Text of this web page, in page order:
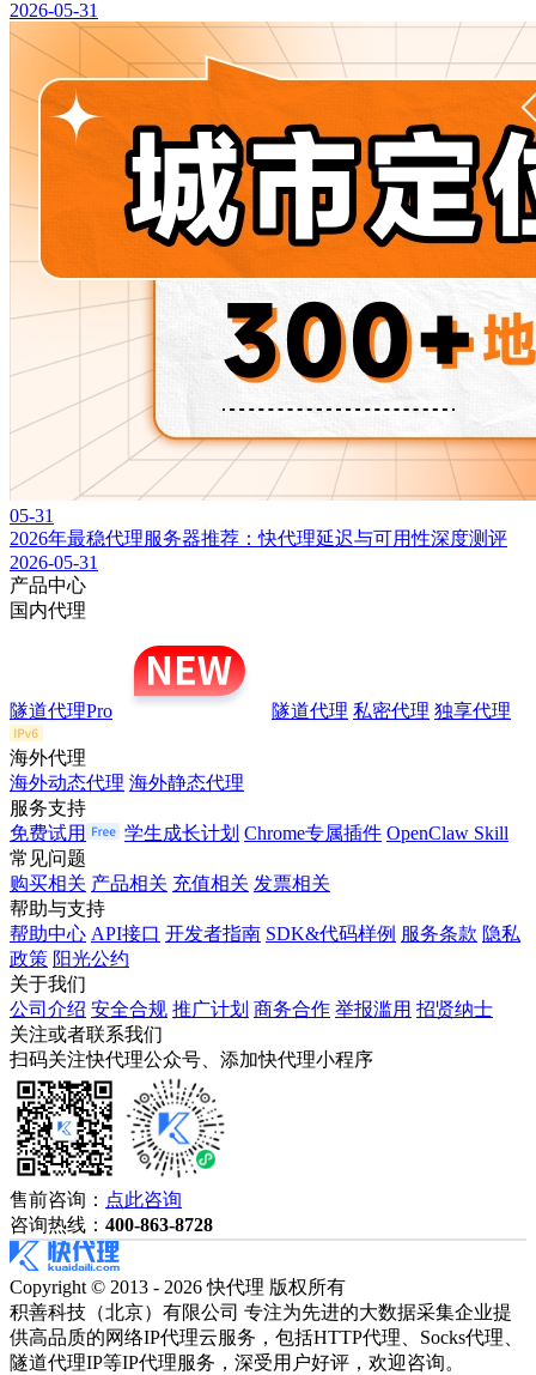
2026-05-31
05-31
2026年最稳代理服务器推荐：快代理延迟与可用性深度测评
2026-05-31
产品中心
国内代理
隧道代理Pro 隧道代理 私密代理 独享代理
海外代理
海外动态代理 海外静态代理
服务支持
免费试用
学生成长计划 Chrome专属插件 OpenClaw Skill
常见问题
购买相关 产品相关 充值相关 发票相关
帮助与支持
帮助中心 API接口 开发者指南 SDK&代码样例 服务条款 隐私
政策 阳光公约
关于我们
公司介绍 安全合规 推广计划 商务合作 举报滥用 招贤纳士
关注或者联系我们
扫码关注快代理公众号、添加快代理小程序
售前咨询： 点此咨询
咨询热线： 400-863-8728
Copyright © 2013 - 2026 快代理 版权所有
积善科技（北京）有限公司 专注为先进的大数据采集企业提
供高品质的网络IP代理云服务，包括HTTP代理、Socks代理、
隧道代理IP等IP代理服务，深受用户好评，欢迎咨询。